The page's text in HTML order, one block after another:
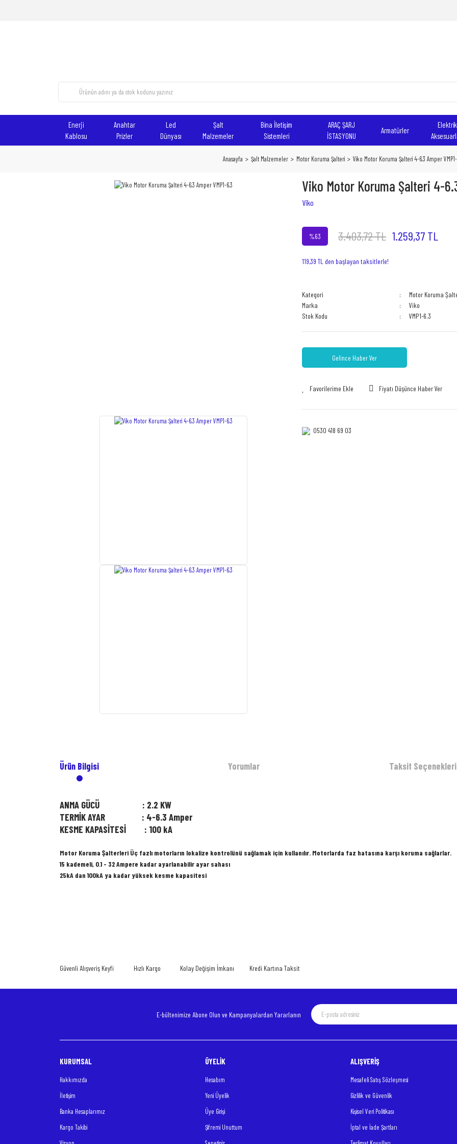
Enerji
Kablosu
Anahtar
Prizler
Led
Dünyası
Şalt
Malzemeler
Bina İletişim
Sistemleri
ARAÇ ŞARJ
İSTASYONU
Armatürler
Elektrik
Anasayfa Şalt Malzemeler Motor Koruma Şalteri Viko Motor Koruma Şalteri 4-6.3 Amper
Viko Motor Koruma Şalteri 4-
Viko
%63 3.403,72 TL 1.259,37 TL
119,39 TL den başlayan taksitlerle!
Kategori
Motor Koruma
Marka
Viko
Stok Kodu
VMP1-6.3
Gelince Haber Ver
Fiyatı Düşünce Haber Ver
0530 418 69 03‎‎
Ürün Bilgisi Yorumlar Taksit Seçenekleri
ANMA GÜCÜ : 2.2 KW
TERMİK AYAR : 4-6.3 Amper
KESME KAPASİTESİ : 100 kA
Motor Koruma Şalterleri Üç fazlı motorların lokalize kontrolünü sağlamak için kullanılır. Motorlarda faz hatasına karşı koruma sağlarlar.
15 kademeli, 0.1 - 32 Ampere kadar ayarlanabilir ayar sahası
25kA dan 100kA ya kadar yüksek kesme kapasitesi
Ürün bilgilerinde hatalar bulunuyor.
Ürün fiyatı diğer sitelerden daha pahalı.
Gönder
Güvenli Alışveriş Keyfi Hızlı Kargo Kolay Değişim İmkanı Kredi Kartına Taksit
E-bültenimize Abone Olun ve Kampanyalardan Yararlanın
KURUMSAL
Hakkımızda
İletişim
Banka Hesaplarımız
Kargo Takibi
ÜYELİK
Hesabım
Yeni Üyelik
Üye Girişi
Şifremi Unuttum
ALIŞVERİŞ
Mesafeli Satış Sözleşmesi
Gizlilik ve Güvenlik
Kişisel Veri Politikası
İptal ve İade Şartları